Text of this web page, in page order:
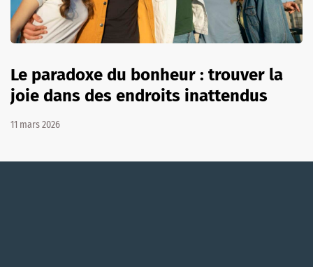
Le paradoxe du bonheur : trouver la
joie dans des endroits inattendus
11 mars 2026